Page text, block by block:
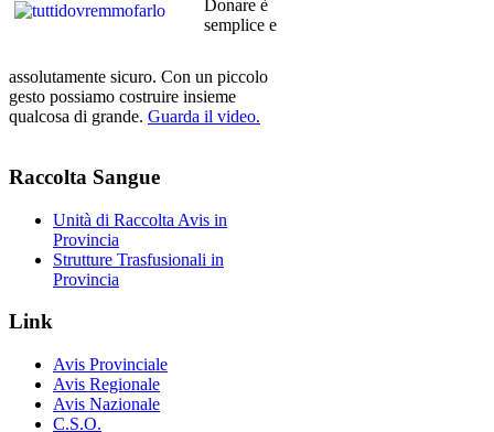
Donare è
semplice e
assolutamente sicuro. Con un piccolo
gesto possiamo costruire insieme
qualcosa di grande. Guarda il video.
Raccolta Sangue
Unità di Raccolta Avis in
Provincia
Strutture Trasfusionali in
Provincia
Link
Avis Provinciale
Avis Regionale
Avis Nazionale
C.S.O.